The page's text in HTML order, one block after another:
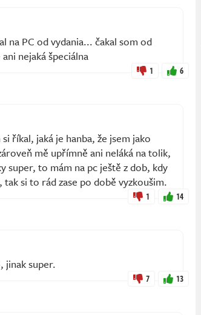
na PC od vydania... čakal som od
nejaká špeciálna
1 6
říkal, jaká je hanba, že jsem jako
mě upřímně ani neláká na tolik,
super, to mám na pc ještě z dob, kdy
si to rád zase po době vyzkoušim.
1 14
jinak super.
7 13